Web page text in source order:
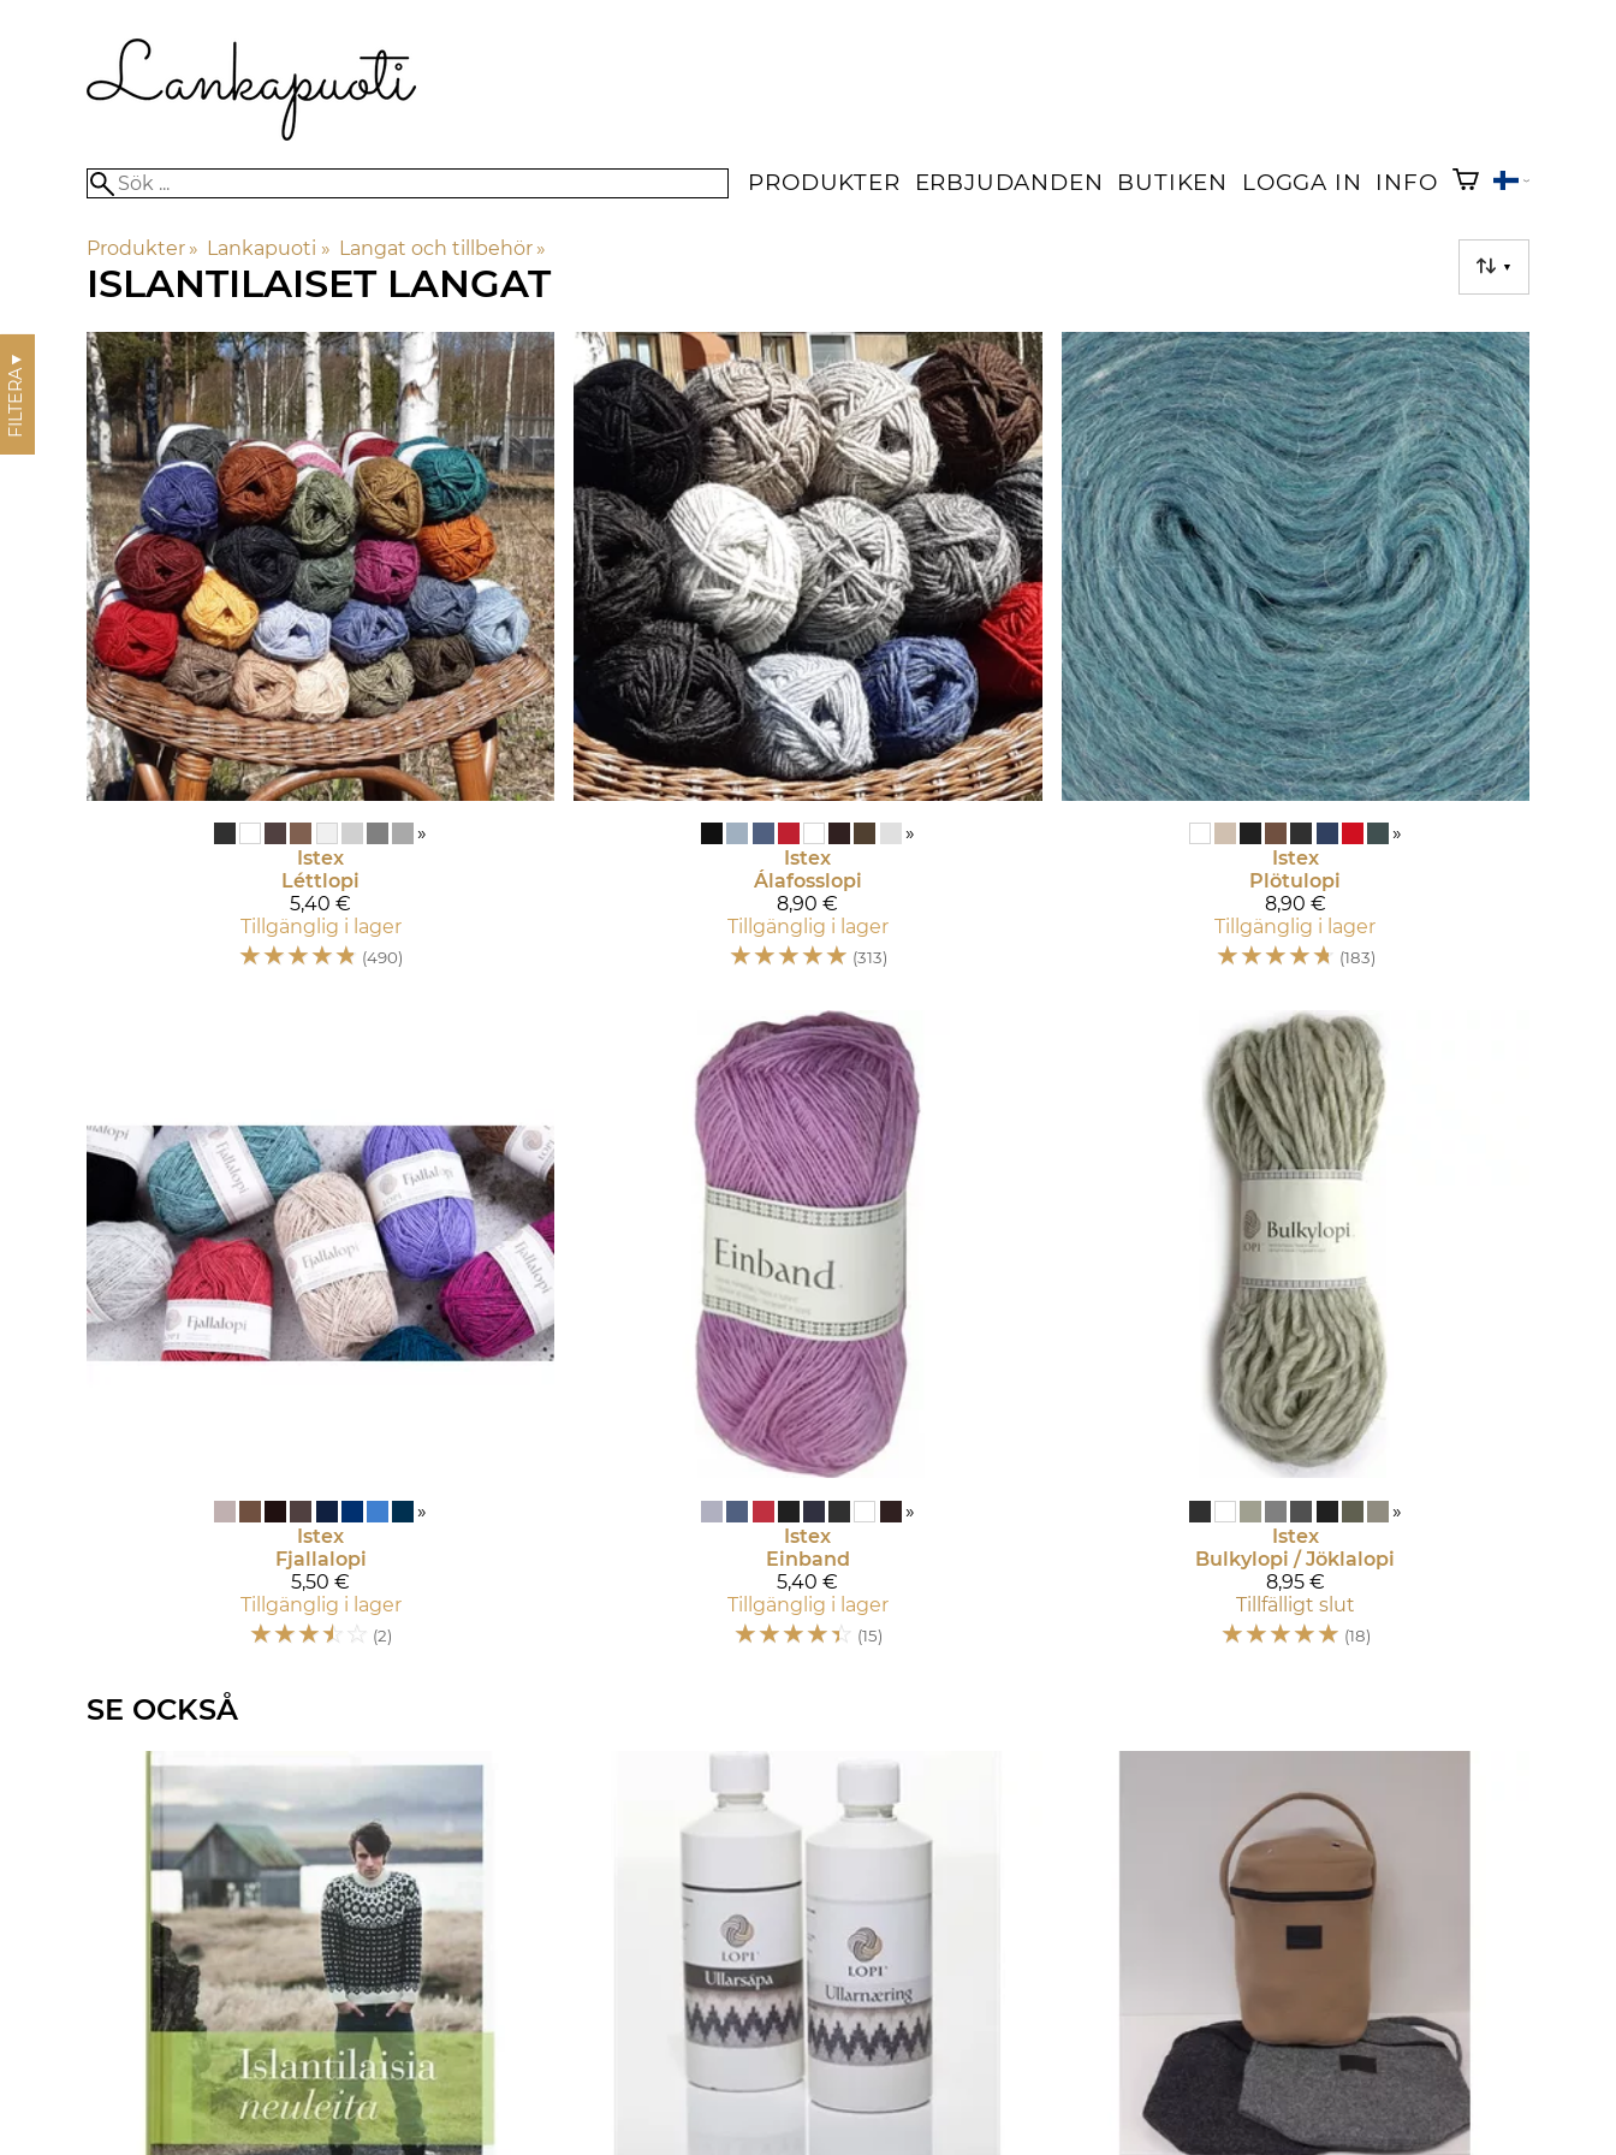
PRODUKTER ERBJUDANDEN BUTIKEN LOGGA IN INFO
Produkter ‪» Lankapuoti ‪» Langat och tillbehör ‪»
▼
ISLANTILAISET LANGAT
FILTERA
▼
»
Istex
Léttlopi
5,40 €
Tillgänglig i lager
☆☆☆☆☆ (490)
»
Istex
Álafosslopi
8,90 €
Tillgänglig i lager
☆☆☆☆☆ (313)
»
Istex
Plötulopi
8,90 €
Tillgänglig i lager
☆☆☆☆☆ (183)
»
Istex
Fjallalopi
5,50 €
Tillgänglig i lager
☆☆☆☆ ☆ (2)
»
Istex
Einband
5,40 €
Tillgänglig i lager
☆☆☆☆☆ (15)
»
Istex
Bulkylopi / Jöklalopi
8,95 €
Tillfälligt slut
☆☆☆☆☆ (18)
SE OCKSÅ